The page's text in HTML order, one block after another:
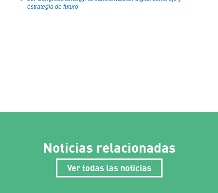
estrategia de futuro
Noticias relacionadas
Ver todas las noticias